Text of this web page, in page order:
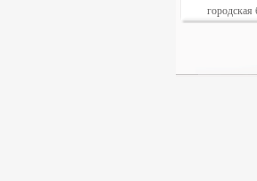
городская